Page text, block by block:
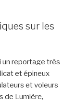
sur les
un reportage très
et épineux
et voleurs
de Lumière,